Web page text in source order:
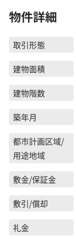
物件詳細
取引形態
建物面積
建物階数
築年月
都市計画区域/
用途地域
敷金/保証金
敷引/償却
礼金